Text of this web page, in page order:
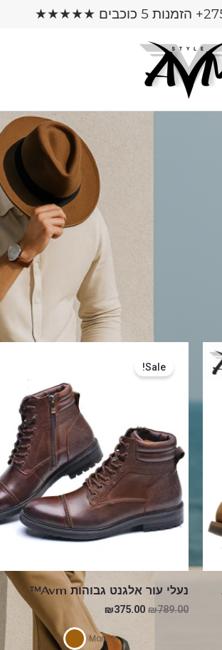
NEW
ביותר שלנו!
Sale!
נעלי עור אלגנט גבוהות Avm™
₪789.00
המקורי
היה:
₪375.00
₪375.00.
1 More